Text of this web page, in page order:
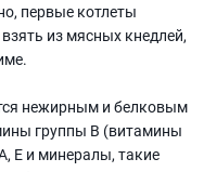
первые котлеты
из мясных кнедлей,
нежирным и белковым
группы B (витамины
Е и минералы, такие